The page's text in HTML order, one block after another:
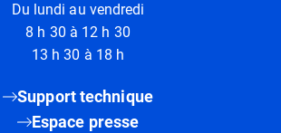
Du lundi au vendredi
8 h 30 à 12 h 30
13 h 30 à 18 h
Support technique
Espace presse